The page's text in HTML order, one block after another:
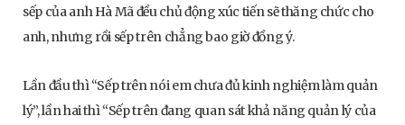
sếp của anh Hà Mã đều chủ động xúc tiến sẽ thăng chức cho
anh, nhưng rồi sếp trên chẳng bao giờ đồng ý.
Lần đầu thì “Sếp trên nói em chưa đủ kinh nghiệm làm quản
lý”, lần hai thì “Sếp trên đang quan sát khả năng quản lý của